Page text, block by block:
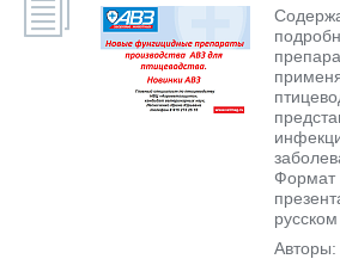
Формат
русском